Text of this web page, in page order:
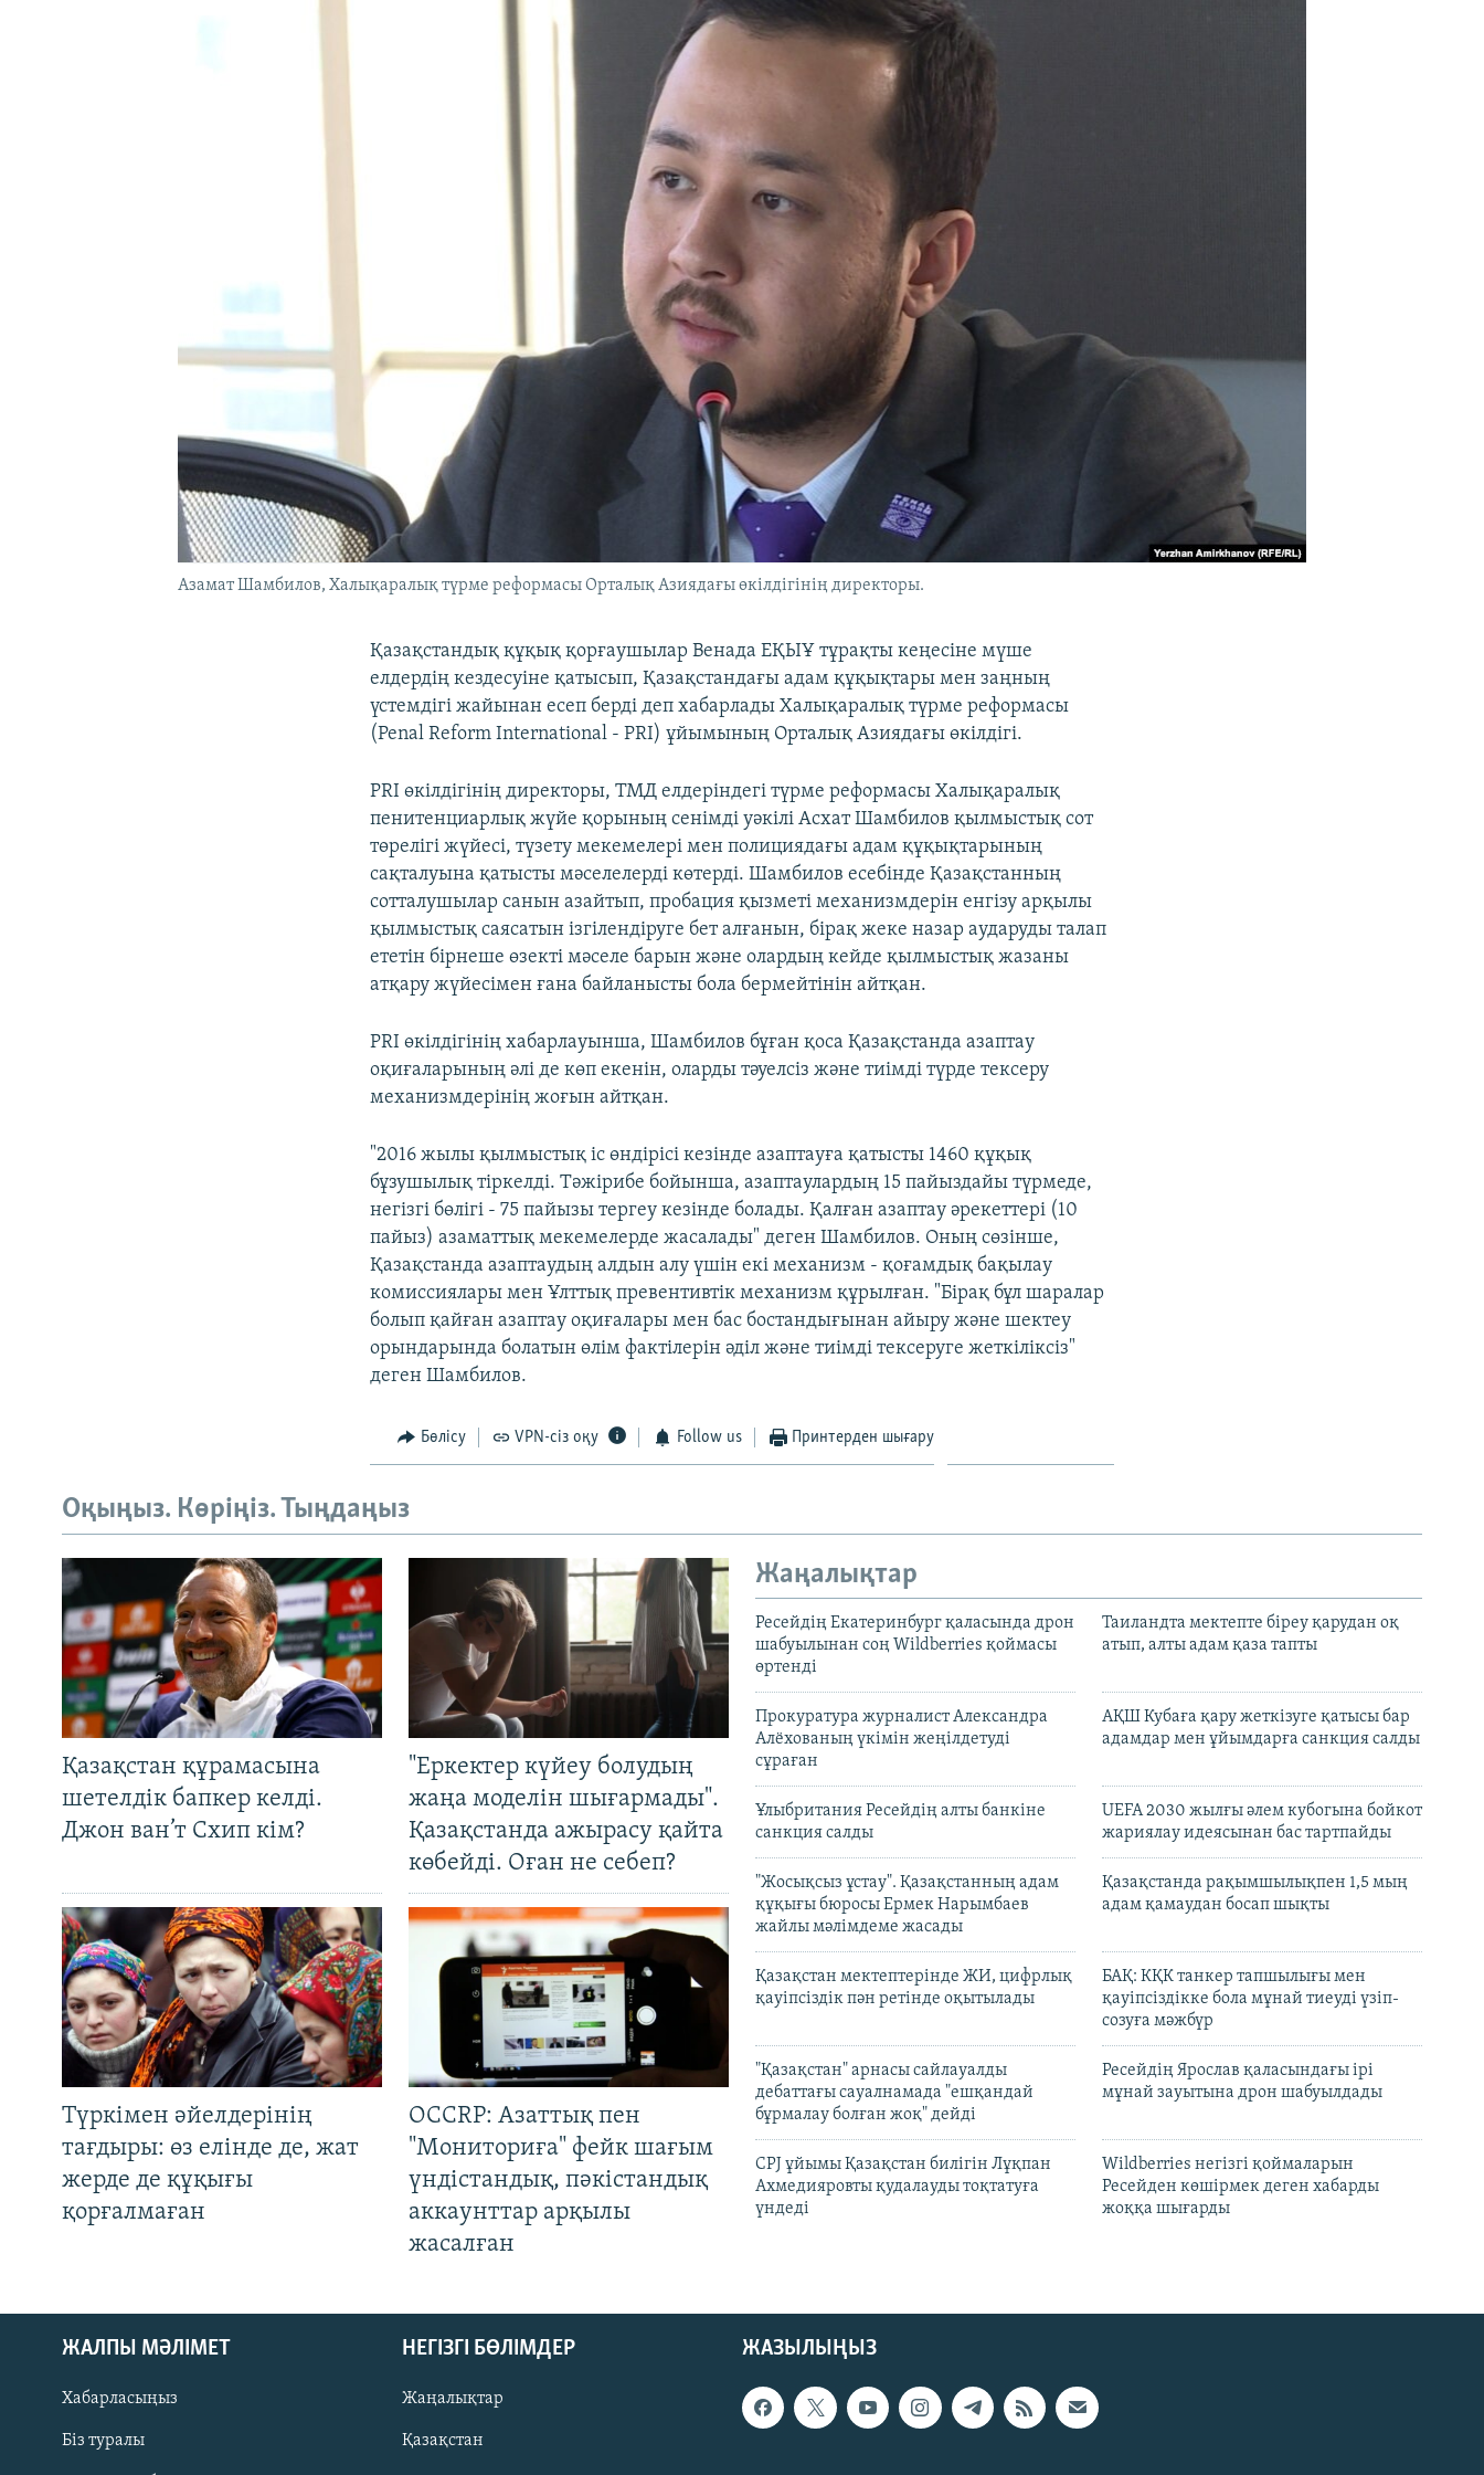
Азамат Шамбилов, Халықаралық түрме реформасы Орталық Азиядағы өкілдігінің директоры.
Қазақстандық құқық қорғаушылар Венада ЕҚЫҰ тұрақты кеңесіне мүше
елдердің кездесуіне қатысып, Қазақстандағы адам құқықтары мен заңның
үстемдігі жайынан есеп берді деп хабарлады Халықаралық түрме реформасы
(Penal Reform International - PRI) ұйымының Орталық Азиядағы өкілдігі.
PRI өкілдігінің директоры, ТМД елдеріндегі түрме реформасы Халықаралық
пенитенциарлық жүйе қорының сенімді уәкілі Асхат Шамбилов қылмыстық сот
төрелігі жүйесі, түзету мекемелері мен полициядағы адам құқықтарының
сақталуына қатысты мәселелерді көтерді. Шамбилов есебінде Қазақстанның
сотталушылар санын азайтып, пробация қызметі механизмдерін енгізу арқылы
қылмыстық саясатын ізгілендіруге бет алғанын, бірақ жеке назар аударуды талап
ететін бірнеше өзекті мәселе барын және олардың кейде қылмыстық жазаны
атқару жүйесімен ғана байланысты бола бермейтінін айтқан.
PRI өкілдігінің хабарлауынша, Шамбилов бұған қоса Қазақстанда азаптау
оқиғаларының әлі де көп екенін, оларды тәуелсіз және тиімді түрде тексеру
механизмдерінің жоғын айтқан.
"2016 жылы қылмыстық іс өндірісі кезінде азаптауға қатысты 1460 құқық
бұзушылық тіркелді. Тәжірибе бойынша, азаптаулардың 15 пайыздайы түрмеде,
негізгі бөлігі - 75 пайызы тергеу кезінде болады. Қалған азаптау әрекеттері (10
пайыз) азаматтық мекемелерде жасалады" деген Шамбилов. Оның сөзінше,
Қазақстанда азаптаудың алдын алу үшін екі механизм - қоғамдық бақылау
комиссиялары мен Ұлттық превентивтік механизм құрылған. "Бірақ бұл шаралар
болып қайған азаптау оқиғалары мен бас бостандығынан айыру және шектеу
орындарында болатын өлім фактілерін әділ және тиімді тексеруге жеткіліксіз"
деген Шамбилов.
Бөлісу VPN-сіз оқу Follow us Принтерден шығару
Оқыңыз. Көріңіз. Тыңдаңыз
Қазақстан құрамасына
шетелдік бапкер келді.
Джон ван’т Схип кім?
"Еркектер күйеу болудың
жаңа моделін шығармады".
Қазақстанда ажырасу қайта
көбейді. Оған не себеп?
Түркімен әйелдерінің
тағдыры: өз елінде де, жат
жерде де құқығы
қорғалмаған
OCCRP: Азаттық пен
"Мониториға" фейк шағым
үндістандық, пәкістандық
аккаунттар арқылы
жасалған
Жаңалықтар
Ресейдің Екатеринбург қаласында дрон
шабуылынан соң Wildberries қоймасы
өртенді
Таиландта мектепте біреу қарудан оқ
атып, алты адам қаза тапты
Прокуратура журналист Александра
Алёхованың үкімін жеңілдетуді
сұраған
АҚШ Кубаға қару жеткізуге қатысы бар
адамдар мен ұйымдарға санкция салды
Ұлыбритания Ресейдің алты банкіне
санкция салды
UEFA 2030 жылғы әлем кубогына бойкот
жариялау идеясынан бас тартпайды
"Жосықсыз ұстау". Қазақстанның адам
құқығы бюросы Ермек Нарымбаев
жайлы мәлімдеме жасады
Қазақстанда рақымшылықпен 1,5 мың
адам қамаудан босап шықты
Қазақстан мектептерінде ЖИ, цифрлық
қауіпсіздік пән ретінде оқытылады
БАҚ: КҚК танкер тапшылығы мен
қауіпсіздікке бола мұнай тиеуді үзіп-
созуға мәжбүр
"Қазақстан" арнасы сайлауалды
дебаттағы сауалнамада "ешқандай
бұрмалау болған жоқ" дейді
Ресейдің Ярослав қаласындағы ірі
мұнай зауытына дрон шабуылдады
CPJ ұйымы Қазақстан билігін Лұқпан
Ахмедияровты қудалауды тоқтатуға
үндеді
Wildberries негізгі қоймаларын
Ресейден көшірмек деген хабарды
жоққа шығарды
ЖАЗЫЛЫҢЫЗ
ЖАЛПЫ МӘЛІМЕТ
Хабарласыңыз
Біз туралы
НЕГІЗГІ БӨЛІМДЕР
Жаңалықтар
Қазақстан